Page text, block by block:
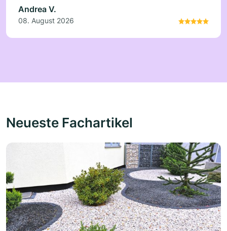
haben. Immer wieder gerne!
Andrea V.
08. August 2026
Neueste Fachartikel